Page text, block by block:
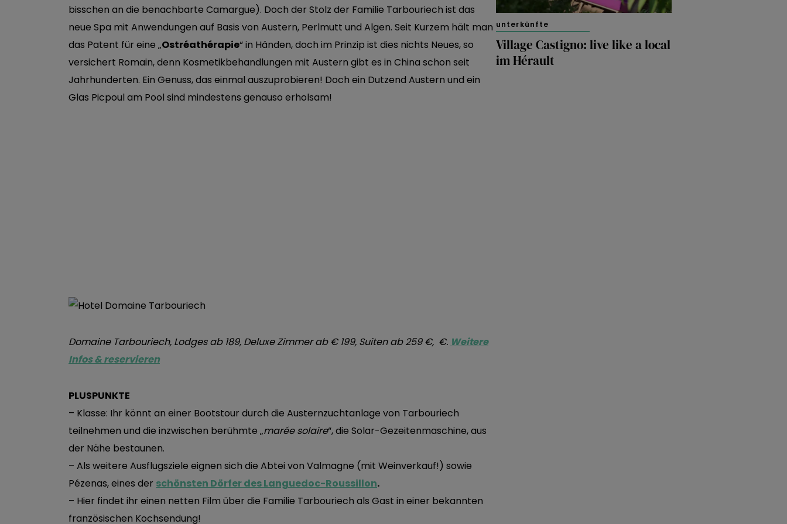
bisschen an die benachbarte Camargue). Doch der Stolz der Familie Tarbouriech ist das
neue Spa mit Anwendungen auf Basis von Austern, Perlmutt und Algen. Seit Kurzem hält man
das Patent für eine „Ostréathérapie“ in Händen, doch im Prinzip ist dies nichts Neues, so
versichert Romain, denn Kosmetikbehandlungen mit Austern gibt es in China schon seit
Jahrhunderten. Ein Genuss, das einmal auszuprobieren! Doch ein Dutzend Austern und ein
Glas Picpoul am Pool sind mindestens genauso erholsam!
Domaine Tarbouriech, Lodges ab 189, Deluxe Zimmer ab € 199, Suiten ab 259 €, €. Weitere
Infos & reservieren
PLUSPUNKTE
– Klasse: Ihr könnt an einer Bootstour durch die Austernzuchtanlage von Tarbouriech
teilnehmen und die inzwischen berühmte „marée solaire“, die Solar-Gezeitenmaschine, aus
der Nähe bestaunen.
– Als weitere Ausflugsziele eignen sich die Abtei von Valmagne (mit Weinverkauf!) sowie
Pézenas, eines der schönsten Dörfer des Languedoc-Roussillon.
– Hier findet ihr einen netten Film über die Familie Tarbouriech als Gast in einer bekannten
französischen Kochsendung!
unterkünfte
Village Castigno: live like a local
im Hérault